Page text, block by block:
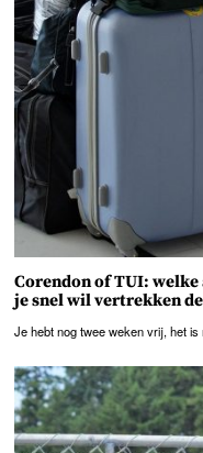
Corendon of TUI:
je snel wil vertrekken
Je hebt nog twee weken vrij, het